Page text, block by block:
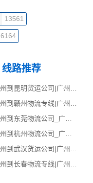
13561
6164
线路推荐